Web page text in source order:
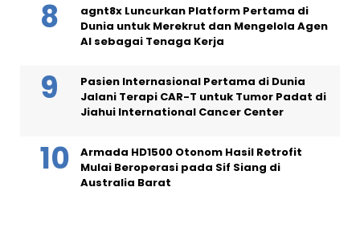
agnt8x Luncurkan Platform Pertama di
Dunia untuk Merekrut dan Mengelola Agen
AI sebagai Tenaga Kerja
Pasien Internasional Pertama di Dunia
Jalani Terapi CAR-T untuk Tumor Padat di
Jiahui International Cancer Center
Armada HD1500 Otonom Hasil Retrofit
Mulai Beroperasi pada Sif Siang di
Australia Barat